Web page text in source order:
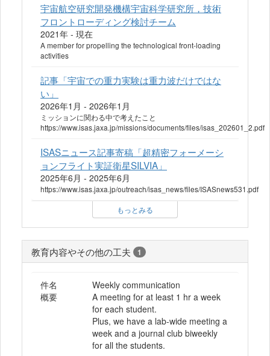
宇宙航空研究開発機構宇宙科学研究所，技術
フロントローディング検討チーム
2021年 - 現在
A member for propelling the technological front-loading
activities
記事「宇宙での重力実験は重力波だけではな
い」
2026年1月 - 2026年1月
ミッションに関わる中で考えたこと
https://www.isas.jaxa.jp/missions/documents/files/isas_202601_2.pdf
ISASニュース記事寄稿「超精密フォーメーシ
ョンフライト実証衛星SILVIA」
2025年6月 - 2025年6月
https://www.isas.jaxa.jp/outreach/isas_news/files/ISASnews531.pdf
もっとみる
教育内容やその他の工夫 1
件名
Weekly communication
概要
A meeting for at least 1 hr a week
for each student.
Plus, we have a lab-wide meeting a
week and a journal club biweekly
for all the students.